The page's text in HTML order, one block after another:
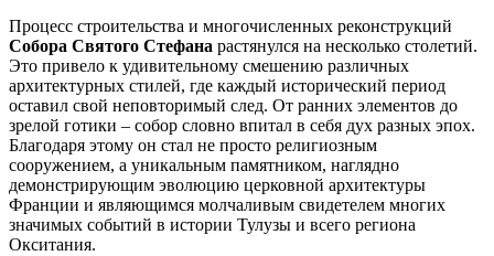
Процесс строительства и многочисленных реконструкций
Собора Святого Стефана растянулся на несколько столетий.
Это привело к удивительному смешению различных
архитектурных стилей, где каждый исторический период
оставил свой неповторимый след. От ранних элементов до
зрелой готики – собор словно впитал в себя дух разных эпох.
Благодаря этому он стал не просто религиозным
сооружением, а уникальным памятником, наглядно
демонстрирующим эволюцию церковной архитектуры
Франции и являющимся молчаливым свидетелем многих
значимых событий в истории Тулузы и всего региона
Окситания.